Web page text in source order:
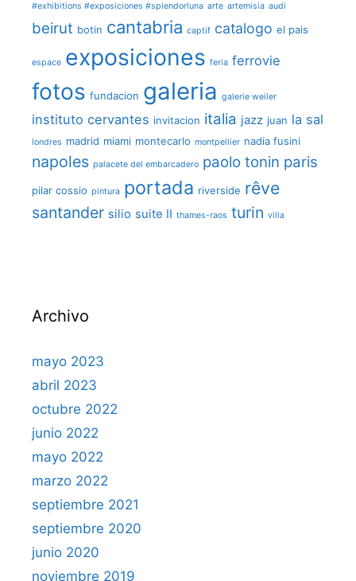
#exhibitions #exposiciones #splendorluna arte artemisia audi
beirut botin cantabria captif catalogo el pais
espace exposiciones feria ferrovie
fotos fundacion galeria galerie weiler
instituto cervantes invitacion italia jazz juan la sal
londres madrid miami montecarlo montpellier nadia fusini
napoles palacete del embarcadero paolo tonin paris
pilar cossio pintura portada riverside rêve
santander silio suite II thames-raos turin villa
Archivo
mayo 2023
abril 2023
octubre 2022
junio 2022
mayo 2022
marzo 2022
septiembre 2021
septiembre 2020
junio 2020
noviembre 2019